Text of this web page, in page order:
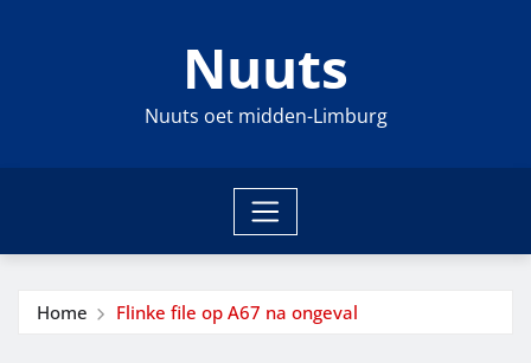
Nuuts
Nuuts oet midden-Limburg
Home Flinke file op A67 na ongeval